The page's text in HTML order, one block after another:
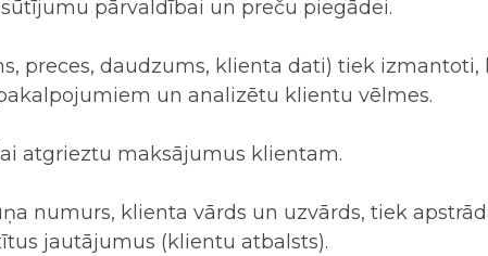
pārvaldībai un preču piegādei.
preces, daudzums, klienta dati) tiek izmantoti,
un analizētu klientu vēlmes.
atgrieztu maksājumus klientam.
numurs, klienta vārds un uzvārds, tiek
jautājumus (klientu atbalsts).